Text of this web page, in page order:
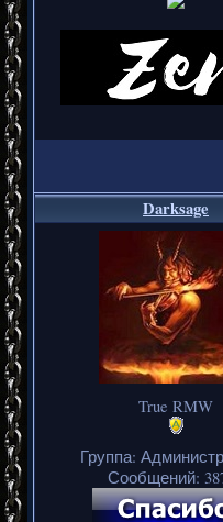
Darksage
True RMW
Группа:
Сообщений: